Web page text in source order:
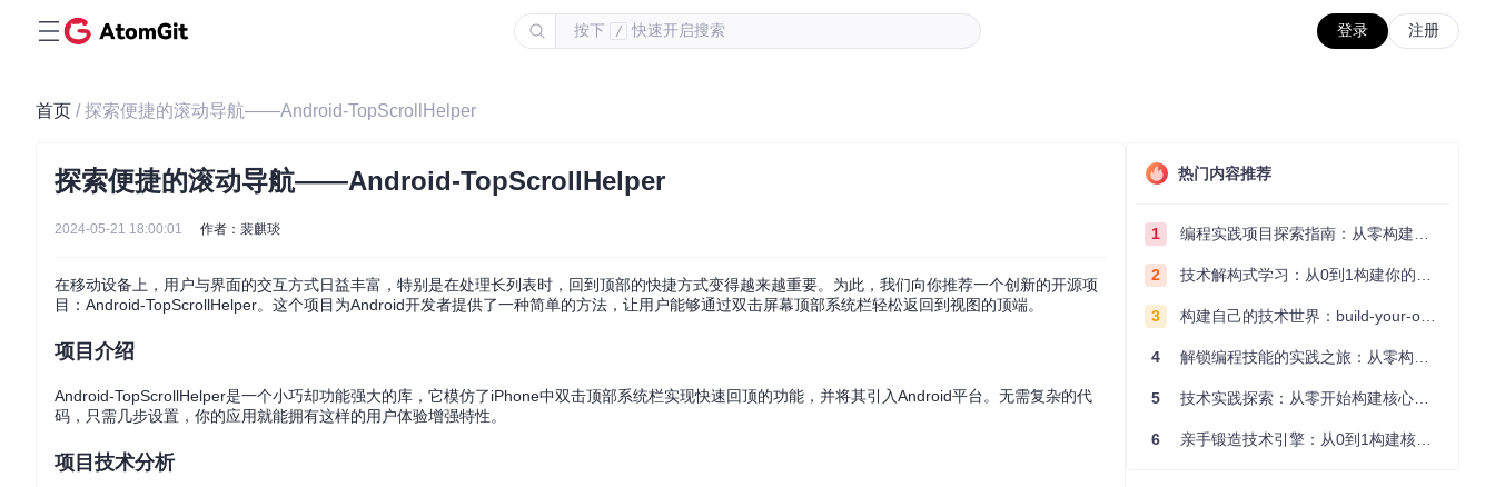
按下 / 快速开启搜索 登录 注册
首页 / 探索便捷的滚动导航——Android-TopScrollHelper
探索便捷的滚动导航——Android-TopScrollHelper
2024-05-21 18:00:01 作者：裴麒琰
在移动设备上，用户与界面的交互方式日益丰富，特别是在处理长列表时，回到顶部的快捷方式变得越来越重要。为此，我们向你推荐一个创新的开源项
目：Android-TopScrollHelper。这个项目为Android开发者提供了一种简单的方法，让用户能够通过双击屏幕顶部系统栏轻松返回到视图的顶端。
项目介绍
Android-TopScrollHelper是一个小巧却功能强大的库，它模仿了iPhone中双击顶部系统栏实现快速回顶的功能，并将其引入Android平台。无需复杂的代
码，只需几步设置，你的应用就能拥有这样的用户体验增强特性。
项目技术分析
热门内容推荐
1 编程实践项目探索指南：从零构建技术能力体系
2 技术解构式学习：从0到1构建你的编程知识体系
3 构建自己的技术世界：build-your-own-x项目的实践探索指南
4 解锁编程技能的实践之旅：从零构建你的技术世界
5 技术实践探索：从零开始构建核心系统的实践指南
6 亲手锻造技术引擎：从0到1构建核心系统的实践指南